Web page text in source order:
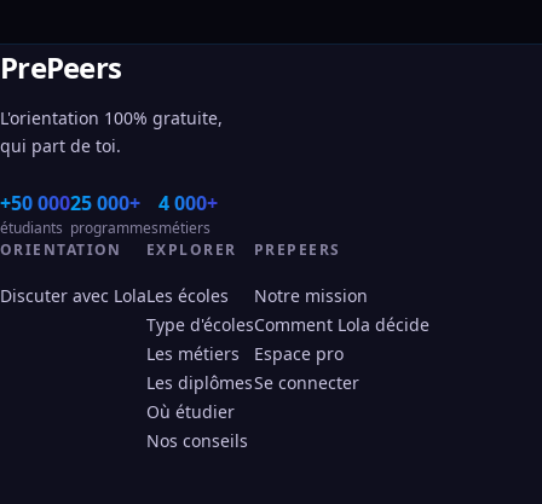
PrePeers
L'orientation 100% gratuite,
qui part de toi.
+50 000
étudiants
25 000+
programmes
4 000+
métiers
ORIENTATION
Discuter avec Lola
EXPLORER
Les écoles
Type d'écoles
Les métiers
Les diplômes
Où étudier
Nos conseils
PREPEERS
Notre mission
Comment Lola décide
Espace pro
Se connecter